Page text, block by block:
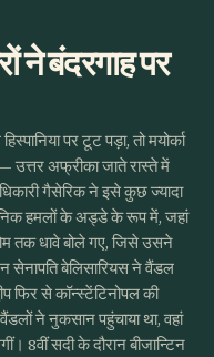
ने बंदरगाह पर
पर टूट पड़ा, तो मयोर्का
अफ्रीका जाते रास्ते में
गैसेरिक ने इसे कुछ ज्यादा
हमलों के अड्डे के रूप में, जहां
तक धावे बोले गए, जिसे उसने
सेनापति बेलिसारियस ने वैंडल
फिर से कॉन्स्टेंटिनोपल की
ने नुकसान पहुंचाया था, वहां
8वीं सदी के दौरान बीजान्टिन